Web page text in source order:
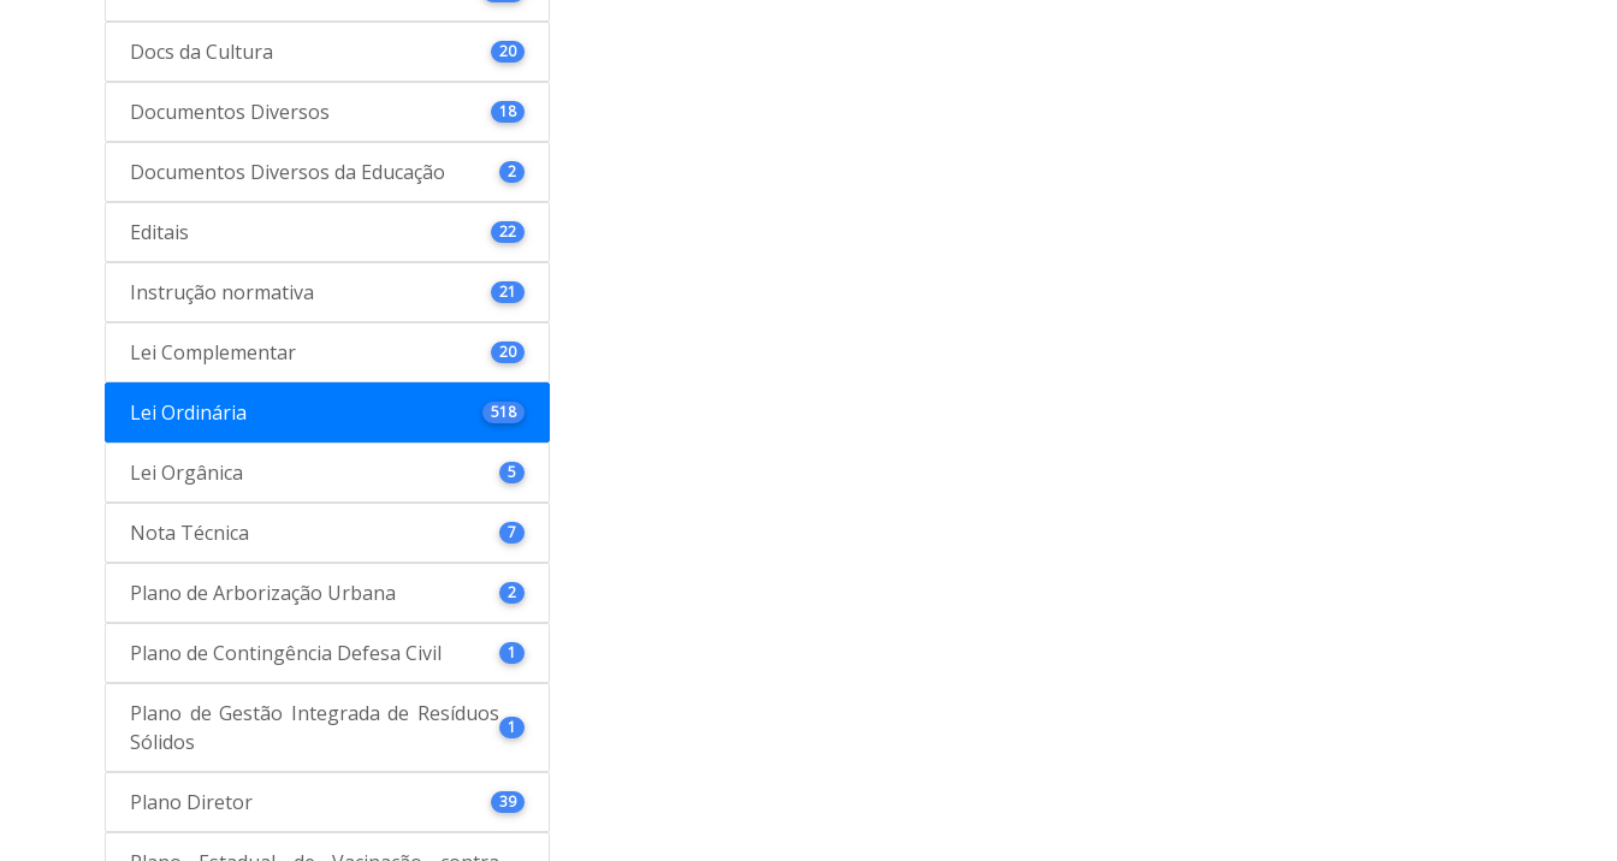
Docs da Cultura 20
Documentos Diversos 18
Documentos Diversos da Educação 2
Editais 22
Instrução normativa 21
Lei Complementar 20
Lei Ordinária 518
Lei Orgânica 5
Nota Técnica 7
Plano de Arborização Urbana 2
Plano de Contingência Defesa Civil 1
Plano de Gestão Integrada de Resíduos
Sólidos
1
Plano Diretor 39